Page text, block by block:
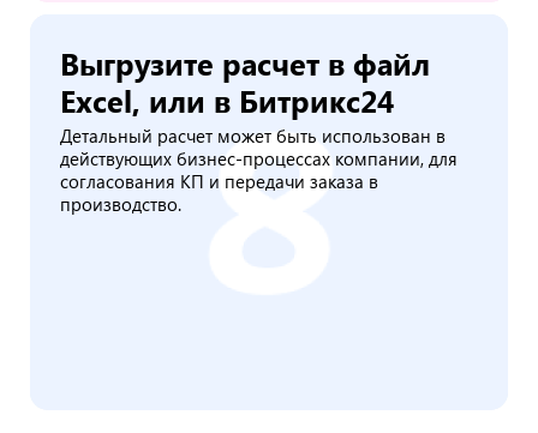
Выгрузите расчет в файл
Excel, или в Битрикс24
Детальный расчет может быть использован в
действующих бизнес-процессах компании, для
согласования КП и передачи заказа в
производство.